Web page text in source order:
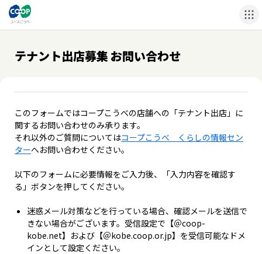
テナント出店募集 お問い合わせ
このフォームではコープこうべの店舗への「テナント出店」に
関するお問い合わせのみ承ります。
それ以外のご質問についてはコープこうべ くらしの情報セン
ターへお問い合わせください。
以下のフォームに必要情報をご入力後、「入力内容を確認す
る」ボタンを押してください。
迷惑メール対策などを行っている場合、確認メールを送信で
きない場合がございます。受信設定で【＠coop-
kobe.net】および【＠kobe.coop.or.jp】を受信可能なドメ
インとして設定ください。